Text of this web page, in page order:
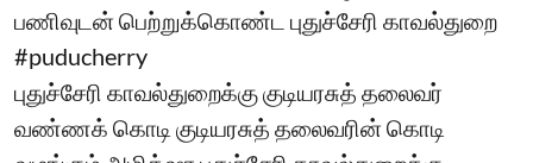
பணிவுடன் பெற்றுக்கொண்ட புதுச்சேரி காவல்துறை
#puducherry
புதுச்சேரி காவல்துறைக்கு குடியரசுத் தலைவர்
வண்ணக் கொடி குடியரசுத் தலைவரின் கொடி